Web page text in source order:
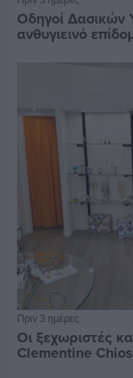
Οδηγοί Δασικών
ανθυγιεινό
Πριν 3 ημέρες
Οι ξεχωριστές
Clementine Chios